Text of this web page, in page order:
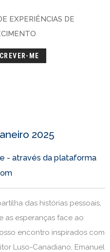
EXPERIÊNCIAS DE
ME
2025
- através da plataforma
das histórias pessoais,
as esperanças face ao
encontro inspirados com
Luso-Canadiano, Emanuel